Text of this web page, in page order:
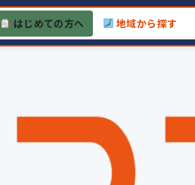
はじめての方へ 地域から探す